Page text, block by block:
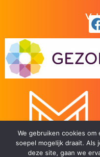
We gebruiken cookies
soepel mogelijk draait. Als
deze site, gaan we